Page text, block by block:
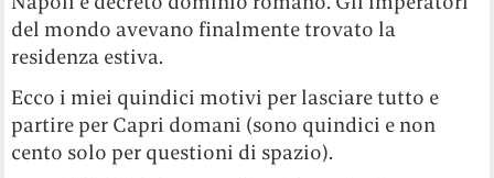
del mondo avevano finalmente trovato la
residenza estiva.
Ecco i miei quindici motivi per lasciare tutto e
partire per Capri domani (sono quindici e non
cento solo per questioni di spazio).